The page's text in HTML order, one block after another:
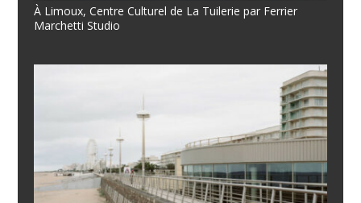
À Limoux, Centre Culturel de La Tuilerie par Ferrier
Marchetti Studio